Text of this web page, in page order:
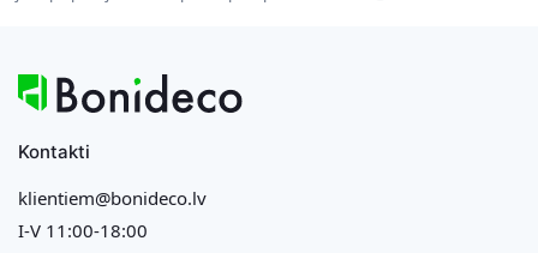
Kontakti
klientiem@bonideco.lv
I-V 11:00-18:00